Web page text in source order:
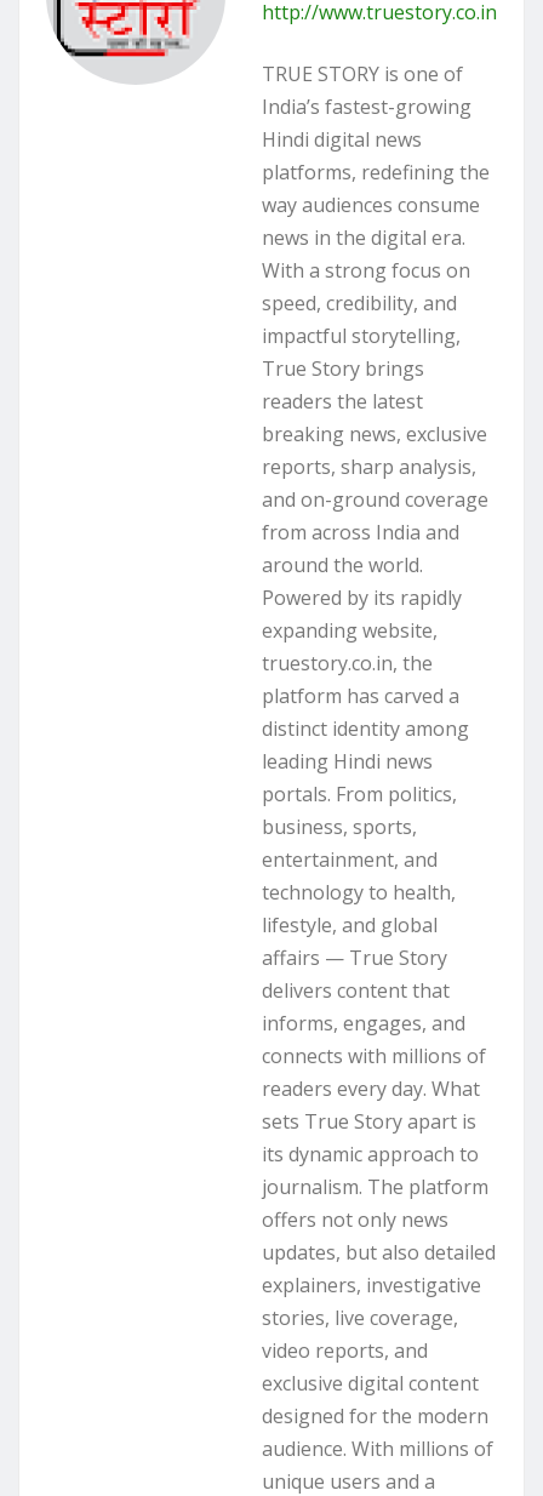
http://www.truestory.co.in
TRUE STORY is one of
India’s fastest-growing
Hindi digital news
platforms, redefining the
way audiences consume
news in the digital era.
With a strong focus on
speed, credibility, and
impactful storytelling,
True Story brings
readers the latest
breaking news, exclusive
reports, sharp analysis,
and on-ground coverage
from across India and
around the world.
Powered by its rapidly
expanding website,
truestory.co.in, the
platform has carved a
distinct identity among
leading Hindi news
portals. From politics,
business, sports,
entertainment, and
technology to health,
lifestyle, and global
affairs — True Story
delivers content that
informs, engages, and
connects with millions of
readers every day. What
sets True Story apart is
its dynamic approach to
journalism. The platform
offers not only news
updates, but also detailed
explainers, investigative
stories, live coverage,
video reports, and
exclusive digital content
designed for the modern
audience. With millions of
unique users and a